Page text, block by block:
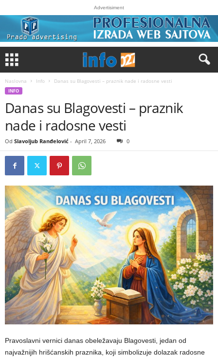
Advertisiment
Naslovna Info Danas su Blagovesti – praznik nade i radosne vesti
INFO
Danas su Blagovesti – praznik
nade i radosne vesti
Od Slavoljub Ranđelović - April 7, 2026 0
Pravoslavni vernici danas obeležavaju Blagovesti, jedan od
najvažnijih hrišćanskih praznika, koji simbolizuje dolazak radosne